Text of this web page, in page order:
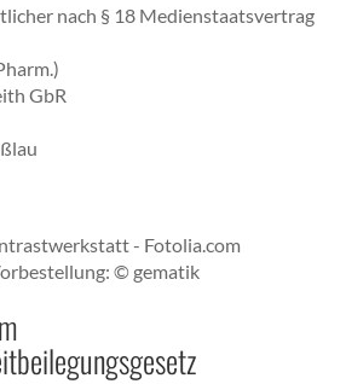
nach § 18 Medienstaatsvertrag
GbR
- Fotolia.com
© gematik